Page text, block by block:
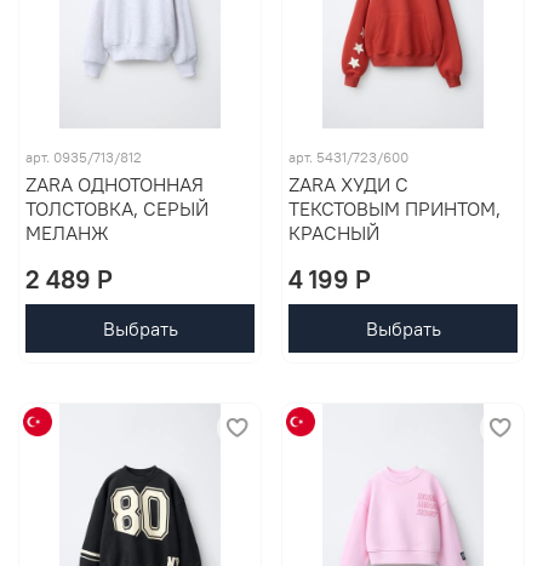
арт. 0935/713/812
ZARA ОДНОТОННАЯ
ТОЛСТОВКА, СЕРЫЙ
МЕЛАНЖ
2 489 P
Выбрать
арт. 5431/723/600
ZARA ХУДИ С
ТЕКСТОВЫМ ПРИНТОМ,
КРАСНЫЙ
4 199 P
Выбрать